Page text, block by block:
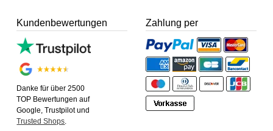
Kundenbewertungen
Danke für über 2500
TOP Bewertungen auf
Google, Trustpilot und
Trusted Shops.
Zahlung per